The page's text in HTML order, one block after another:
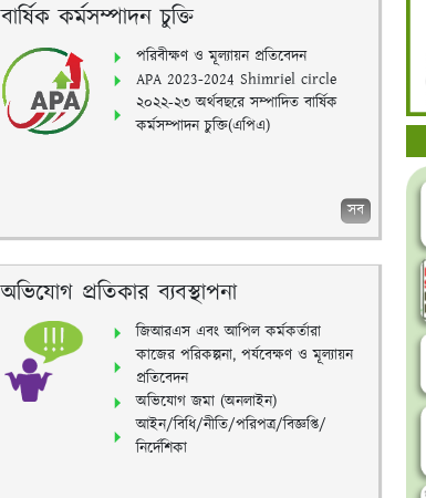
বার্ষিক কর্মসম্পাদন চুক্তি
পরিবীক্ষণ ও মূল্যায়ন প্রতিবেদন
APA 2023-2024 Shimriel circle
২০২২-২৩ অর্থবছরে সম্পাদিত বার্ষিক
কর্মসম্পাদন চুক্তি(এপিএ)
সব
অভিযোগ প্রতিকার ব্যবস্থাপনা
জিআরএস এবং আপিল কর্মকর্তারা
কাজের পরিকল্পনা, পর্যবেক্ষণ ও মূল্যায়ন
প্রতিবেদন
অভিযোগ জমা (অনলাইন)
আইন/বিধি/নীতি/পরিপত্র/বিজ্ঞপ্তি/
নির্দেশিকা